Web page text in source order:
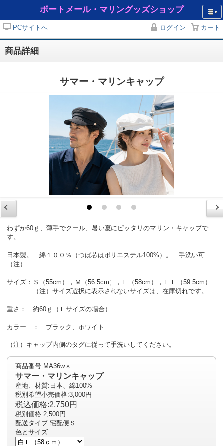
ボートメール・マリングッズショップ
PCサイトへ ログイン カート
商品詳細
サマー・マリンキャップ
わずか60ｇ、薄手でクール、暑い夏にピッタリのマリン・キャップで
す。
日本製。 綿１００％（つば芯はポリエステル100%）。 手洗い可
（注）
サイズ：Ｓ（55cm），Ｍ（56.5cm），Ｌ（58cm），ＬＬ（59.5cm）
（注）サイズ選択に表示されないサイズは、在庫切れです。
重さ： 約60ｇ（Ｌサイズの場合）
カラー ： ブラック、ホワイト
（注）キャップ内側のタグに従って手洗いしてください。
商品番号:MA36wｓ
サマー・マリンキャップ
産地、材質:日本、綿100%
税別希望小売価格:3,000円
税込価格:2,750円
税別価格:2,500円
配送タイプ:宅配便Ｓ
色とサイズ :